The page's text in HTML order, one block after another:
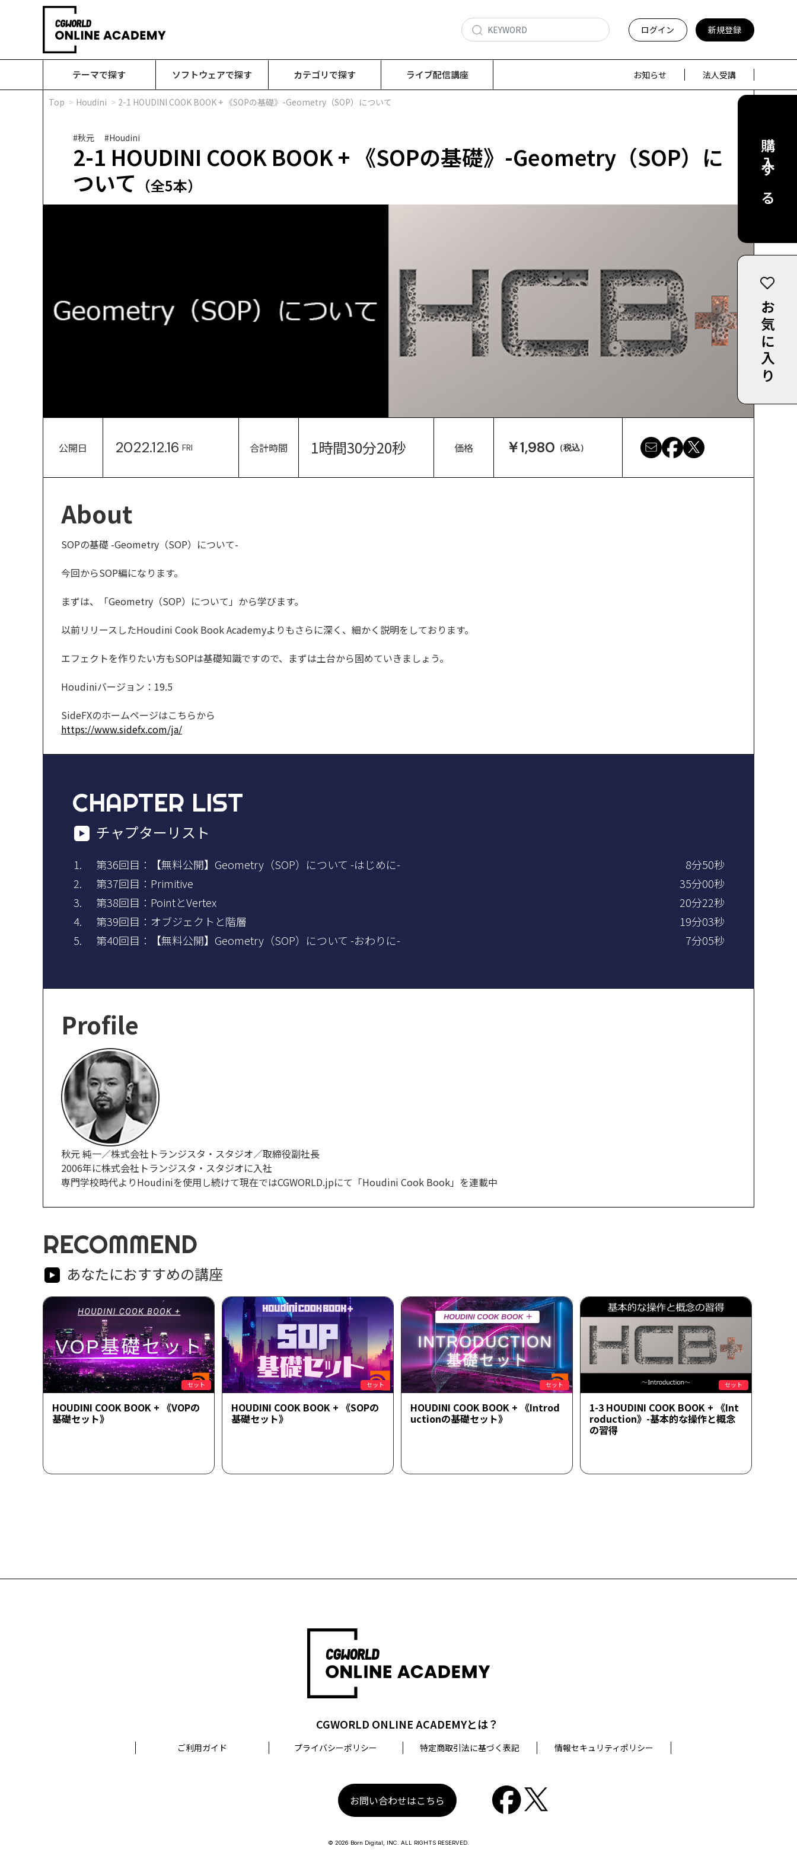
ログイン 新規登録
テーマで探す ソフトウェアで探す カテゴリで探す ライブ配信講座 お知らせ 法人受講
Top Houdini 2-1 HOUDINI COOK BOOK + 《SOPの基礎》-Geometry（SOP）について
#秋元 #Houdini
2-1 HOUDINI COOK BOOK + 《SOPの基礎》-Geometry（SOP）に
ついて （全5本）
公開日 2022.12.16 FRI 合計時間 1時間30分20秒 価格 ￥1,980 （税込）
About
SOPの基礎 -Geometry（SOP）について-
今回からSOP編になります。
まずは、「Geometry（SOP）について」から学びます。
以前リリースしたHoudini Cook Book Academyよりもさらに深く、細かく説明をしております。
エフェクトを作りたい方もSOPは基礎知識ですので、まずは土台から固めていきましょう。
Houdiniバージョン：19.5
SideFXのホームページはこちらから
https://www.sidefx.com/ja/
CHAPTER LIST
チャプターリスト
第36回目：【無料公開】Geometry（SOP）について -はじめに-
8分50秒
第37回目：Primitive
35分00秒
第38回目：PointとVertex
20分22秒
第39回目：オブジェクトと階層
19分03秒
第40回目：【無料公開】Geometry（SOP）について -おわりに-
7分05秒
Profile
秋元 純一／株式会社トランジスタ・スタジオ／取締役副社長
2006年に株式会社トランジスタ・スタジオに入社
専門学校時代よりHoudiniを使用し続けて現在ではCGWORLD.jpにて「Houdini Cook Book」を連載中
購入する
お気に入り
RECOMMEND
あなたにおすすめの講座
セット
HOUDINI COOK BOOK + 《VOPの
基礎セット》
セット
HOUDINI COOK BOOK + 《SOPの
基礎セット》
セット
HOUDINI COOK BOOK + 《Introd
uctionの基礎セット》
セット
1-3 HOUDINI COOK BOOK + 《Int
roduction》-基本的な操作と概念
の習得
CGWORLD ONLINE ACADEMYとは？
ご利用ガイド プライバシーポリシー 特定商取引法に基づく表記 情報セキュリティポリシー
お問い合わせはこちら
© 2026 Born Digital, INC. ALL RIGHTS RESERVED.